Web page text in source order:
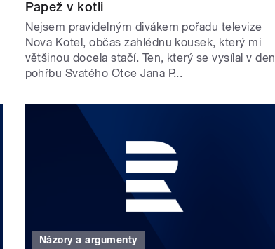
Papež v kotli
Nejsem pravidelným divákem pořadu televize
Nova Kotel, občas zahlédnu kousek, který mi
většinou docela stačí. Ten, který se vysílal v den
pohřbu Svatého Otce Jana P...
Názory a argumenty